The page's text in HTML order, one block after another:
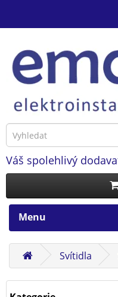
Váš spolehlivý
Menu
Svítidla